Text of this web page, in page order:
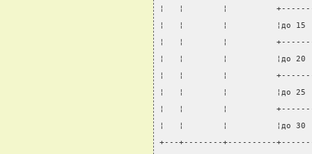
¦   ¦        ¦
¦   ¦        ¦          ¦до 15
¦   ¦        ¦
¦   ¦        ¦          ¦до 20
¦   ¦        ¦
¦   ¦        ¦          ¦до 25
¦   ¦        ¦
¦   ¦        ¦          ¦до 30
+---+--------+----------